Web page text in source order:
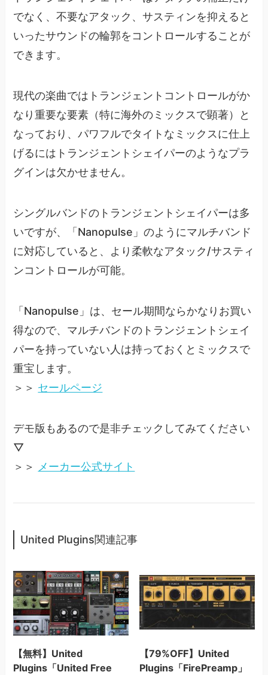
でなく、不要なアタック、サスティンを抑えると
いったサウンドの輪郭をコントロールすることが
できます。
現代の楽曲ではトランジェントコントロールがか
なり重要な要素（特に海外のミックスで顕著）と
なっており、パワフルでタイトなミックスに仕上
げるにはトランジェントシェイパーのようなプラ
グインは欠かせません。
シングルバンドのトランジェントシェイパーは多
いですが、「Nanopulse」のようにマルチバンド
に対応していると、より柔軟なアタック/サスティ
ンコントロールが可能。
「Nanopulse」は、セール期間ならかなりお買い
得なので、マルチバンドのトランジェントシェイ
パーを持っていない人は持っておくとミックスで
重宝します。
＞＞ セールページ
デモ版もあるので是非チェックしてみてください
▽
＞＞
メーカー公式サイト
United Plugins関連記事
【無料】United
Plugins「United Free
【79%OFF】United
Plugins「FirePreamp」